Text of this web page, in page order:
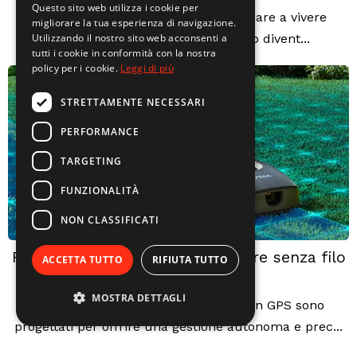
Con l’arrivo della bella stagione, tornare a vivere
giardini, terrazze e spazi all’aperto divent...
Robot Stiga come può funzionare senza filo
perimetrale?
I robot tagliaerba senza filo Stiga con GPS sono
progettati per offrire una gestione autonoma e prec...
Questo sito web utilizza i cookie per
migliorare la tua esperienza di navigazione.
Utilizzando il nostro sito web acconsenti a
tutti i cookie in conformità con la nostra
policy per i cookie. Leggi di più
STRETTAMENTE NECESSARI
PERFORMANCE
TARGETING
FUNZIONALITÀ
NON CLASSIFICATI
ACCETTA TUTTO RIFIUTA TUTTO
MOSTRA DETTAGLI